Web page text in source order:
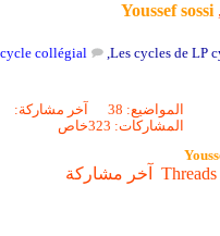
,
Youssef sossi
Les cycles de LP
,
collégial
المواضيع: 38
المشاركات: 323
آخر مشاركة:
خاص
Threads آخر مشاركة